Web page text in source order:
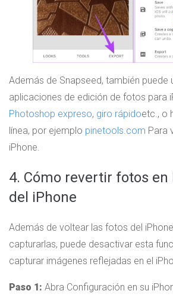
Además de Snapseed, también puede
aplicaciones de edición de fotos para
Photoshop expreso, giro rápidoetc., o
línea, por ejemplo pinetools.com Para
iPhone.
4. Cómo revertir fotos en
del iPhone
Además de voltear las fotos del
capturarlas, puede desactivar esta
capturar imágenes reflejadas en el
Paso 1: Abra Configuración en su